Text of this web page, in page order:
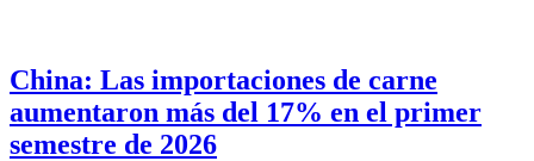
China: Las importaciones de carne
aumentaron más del 17% en el primer
semestre de 2026